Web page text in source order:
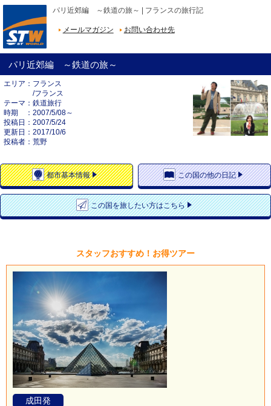
パリ近郊編 ～鉄道の旅～ | フランスの旅行記
メールマガジン お問い合わせ先
パリ近郊編 ～鉄道の旅～
エリア
フランス
/フランス
テーマ
鉄道旅行
時期
2007/5/08～
投稿日
2007/5/24
更新日
2017/10/6
投稿者
荒野
都市基本情報 この国の他の日記
この国を旅したい方はこちら
スタッフおすすめ！お得ツアー
成田発